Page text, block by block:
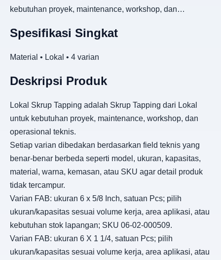
kebutuhan proyek, maintenance, workshop, dan…
Spesifikasi Singkat
Material • Lokal • 4 varian
Deskripsi Produk
Lokal Skrup Tapping adalah Skrup Tapping dari Lokal
untuk kebutuhan proyek, maintenance, workshop, dan
operasional teknis.
Setiap varian dibedakan berdasarkan field teknis yang
benar-benar berbeda seperti model, ukuran, kapasitas,
material, warna, kemasan, atau SKU agar detail produk
tidak tercampur.
Varian FAB: ukuran 6 x 5/8 Inch, satuan Pcs; pilih
ukuran/kapasitas sesuai volume kerja, area aplikasi, atau
kebutuhan stok lapangan; SKU 06-02-000509.
Varian FAB: ukuran 6 X 1 1/4, satuan Pcs; pilih
ukuran/kapasitas sesuai volume kerja, area aplikasi, atau